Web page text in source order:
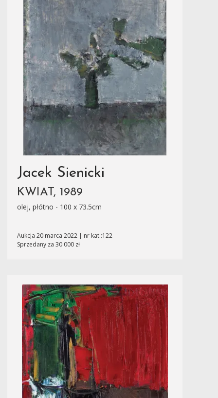
Jacek Sienicki
KWIAT, 1989
olej, płótno - 100 x 73.5cm
Aukcja 20 marca 2022 | nr kat.:122
Sprzedany za 30 000 zł